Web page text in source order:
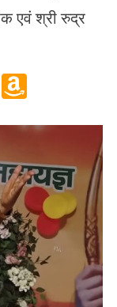
एवं श्री रुद्र
Telegram
List